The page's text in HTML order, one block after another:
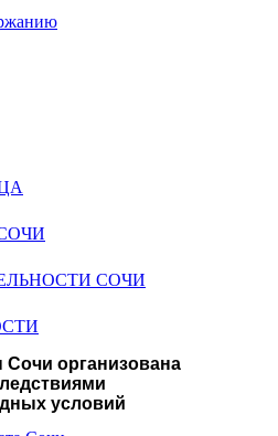
СОЧИ
организована
условий